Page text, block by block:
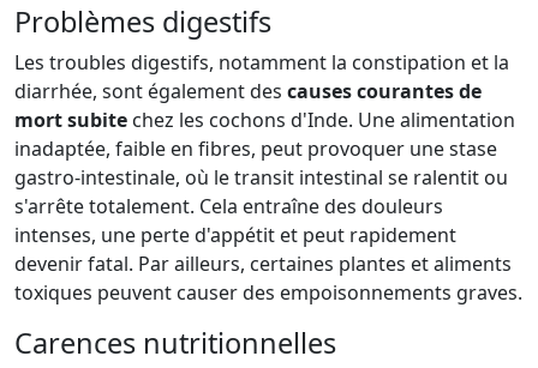
Problèmes digestifs
Les troubles digestifs, notamment la constipation et la
diarrhée, sont également des causes courantes de
mort subite chez les cochons d'Inde. Une alimentation
inadaptée, faible en fibres, peut provoquer une stase
gastro-intestinale, où le transit intestinal se ralentit ou
s'arrête totalement. Cela entraîne des douleurs
intenses, une perte d'appétit et peut rapidement
devenir fatal. Par ailleurs, certaines plantes et aliments
toxiques peuvent causer des empoisonnements graves.
Carences nutritionnelles